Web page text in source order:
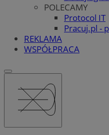
POLECAMY
Protocol IT
Pracuj.pl -
REKLAMA
WSPÓŁPRACA